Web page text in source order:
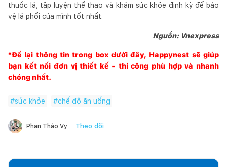
thuốc lá, tập luyện thể thao và khám sức khỏe định kỳ để bảo
vệ lá phổi của mình tốt nhất.
Nguồn: Vnexpress
*Để lại thông tin trong box dưới đây, Happynest sẽ giúp
bạn kết nối đơn vị thiết kế - thi công phù hợp và nhanh
chóng nhất.
#sức khỏe #chế độ ăn uống
Phan Thảo Vy Theo dõi